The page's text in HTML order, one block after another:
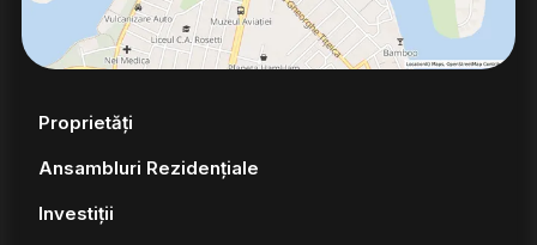
Proprietăți
Ansambluri Rezidențiale
Investiții